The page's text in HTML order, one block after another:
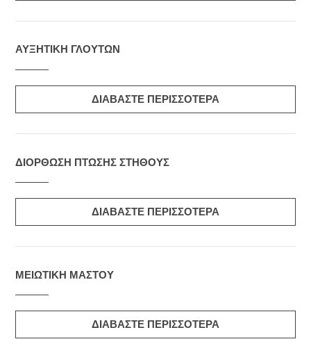
ΑΥΞΗΤΙΚΗ ΓΛΟΥΤΩΝ
ΔΙΑΒΑΣΤΕ ΠΕΡΙΣΣΟΤΕΡΑ
ΔΙΟΡΘΩΣΗ ΠΤΩΣΗΣ ΣΤΗΘΟΥΣ
ΔΙΑΒΑΣΤΕ ΠΕΡΙΣΣΟΤΕΡΑ
ΜΕΙΩΤΙΚΗ ΜΑΣΤΟΥ
ΔΙΑΒΑΣΤΕ ΠΕΡΙΣΣΟΤΕΡΑ